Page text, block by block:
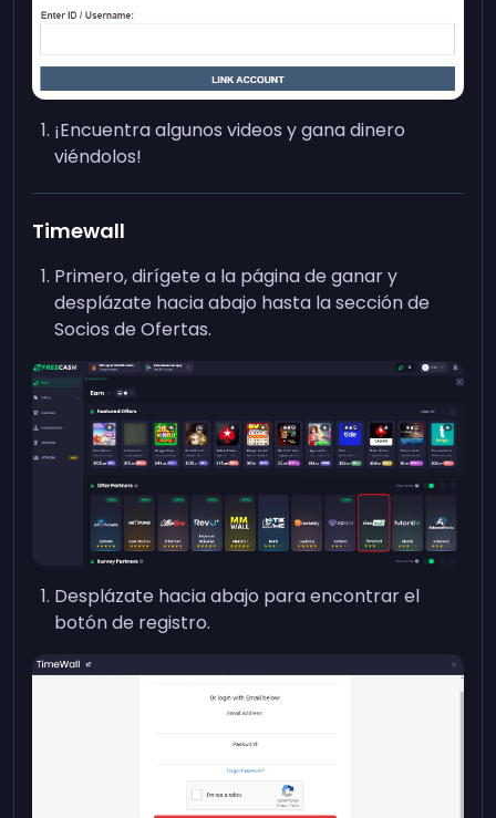
¡Encuentra algunos videos y gana dinero
viéndolos!
Timewall
Primero, dirígete a la página de ganar y
desplázate hacia abajo hasta la sección de
Socios de Ofertas.
Desplázate hacia abajo para encontrar el
botón de registro.